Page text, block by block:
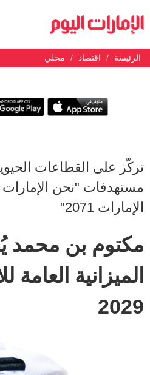
الرئيسة اقتصاد محلي
تركّز على القطاعات
الإمارات 2071"
مكتوم بن محمد
2029